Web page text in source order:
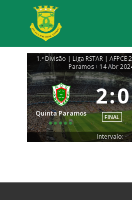
1.ª Divisão | Liga RSTAR | AFPCE
Paramos | 14 Abr
Quinta Paramos
2:0
FINAL
Intervalo: -